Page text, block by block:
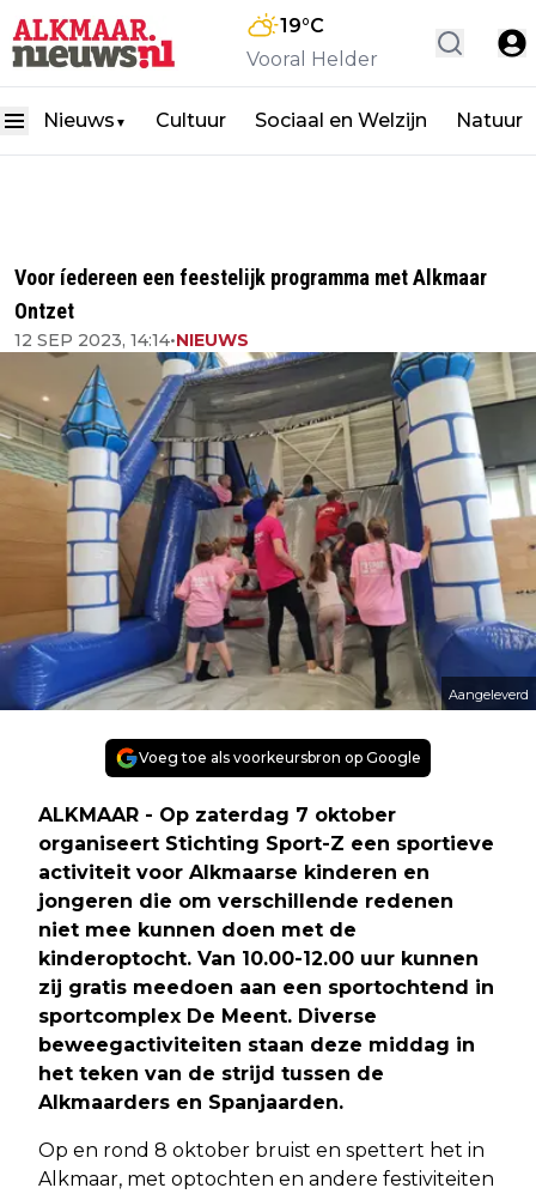
19°C
Vooral Helder
Nieuws ▼ Cultuur Sociaal en Welzijn Natuur
Voor íedereen een feestelijk programma met Alkmaar
Ontzet
12 SEP 2023, 14:14•NIEUWS
Aangeleverd
Voeg toe als voorkeursbron op Google
ALKMAAR - Op zaterdag 7 oktober
organiseert Stichting Sport-Z een sportieve
activiteit voor Alkmaarse kinderen en
jongeren die om verschillende redenen
niet mee kunnen doen met de
kinderoptocht. Van 10.00-12.00 uur kunnen
zij gratis meedoen aan een sportochtend in
sportcomplex De Meent. Diverse
beweegactiviteiten staan deze middag in
het teken van de strijd tussen de
Alkmaarders en Spanjaarden.
Op en rond 8 oktober bruist en spettert het in
Alkmaar, met optochten en andere festiviteiten